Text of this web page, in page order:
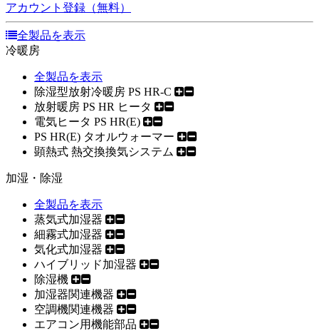
アカウント登録（無料）
全製品を表示
冷暖房
全製品を表示
除湿型放射冷暖房 PS HR-C
放射暖房 PS HR ヒータ
電気ヒータ PS HR(E)
PS HR(E) タオルウォーマー
顕熱式 熱交換換気システム
加湿・除湿
全製品を表示
蒸気式加湿器
細霧式加湿器
気化式加湿器
ハイブリッド加湿器
除湿機
加湿器関連機器
空調機関連機器
エアコン用機能部品